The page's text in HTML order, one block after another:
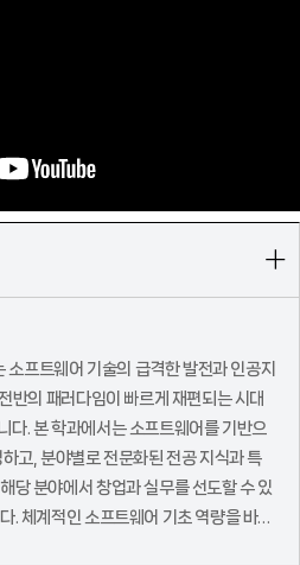
+
반의 패러다임이 빠르게 재편되는 시대
다. 본 학과에서는 소프트웨어를 기반으
고, 분야별로 전문화된 전공 지식과 특
당 분야에서 창업과 실무를 선도할 수 있
. 체계적인 소프트웨어 기초 역량을 바탕